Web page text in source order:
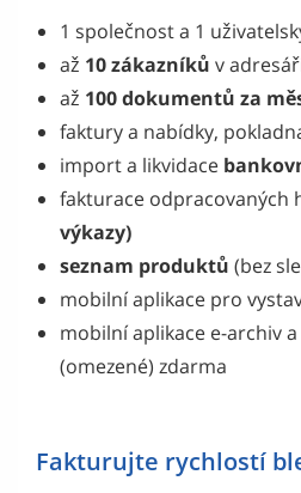
1 společnost a 1
až 10 zákazníků v
až 100 dokumentů za
faktury a nabídky,
import a likvidace
fakturace odpracovaných
výkazy)
seznam produktů (bez
mobilní aplikace pro
mobilní aplikace e-archiv
(omezené) zdarma
Fakturujte rychlostí